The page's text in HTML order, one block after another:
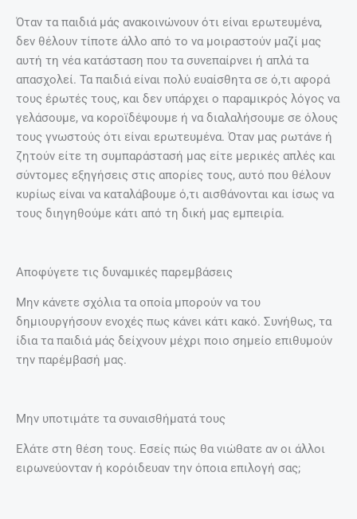
Όταν τα παιδιά μάς ανακοινώνουν ότι είναι ερωτευμένα,
δεν θέλουν τίποτε άλλο από το να μοιραστούν μαζί μας
αυτή τη νέα κατάσταση που τα συνεπαίρνει ή απλά τα
απασχολεί. Τα παιδιά είναι πολύ ευαίσθητα σε ό,τι αφορά
τους έρωτές τους, και δεν υπάρχει ο παραμικρός λόγος να
γελάσουμε, να κοροϊδέψουμε ή να διαλαλήσουμε σε όλους
τους γνωστούς ότι είναι ερωτευμένα. Όταν μας ρωτάνε ή
ζητούν είτε τη συμπαράστασή μας είτε μερικές απλές και
σύντομες εξηγήσεις στις απορίες τους, αυτό που θέλουν
κυρίως είναι να καταλάβουμε ό,τι αισθάνονται και ίσως να
τους διηγηθούμε κάτι από τη δική μας εμπειρία.
Αποφύγετε τις δυναμικές παρεμβάσεις
Μην κάνετε σχόλια τα οποία μπορούν να του
δημιουργήσουν ενοχές πως κάνει κάτι κακό. Συνήθως, τα
ίδια τα παιδιά μάς δείχνουν μέχρι ποιο σημείο επιθυμούν
την παρέμβασή μας.
Μην υποτιμάτε τα συναισθήματά τους
Ελάτε στη θέση τους. Εσείς πώς θα νιώθατε αν οι άλλοι
ειρωνεύονταν ή κορόιδευαν την όποια επιλογή σας;